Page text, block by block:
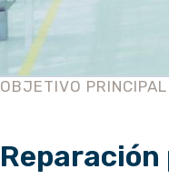
OBJETIVO PRINCIPAL